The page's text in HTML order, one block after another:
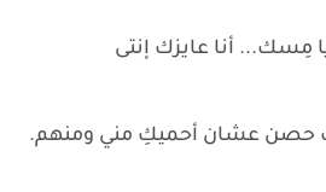
مِسك... أنا عايزك إنتى
حصن عشان أحميكِ مني ومنهم.